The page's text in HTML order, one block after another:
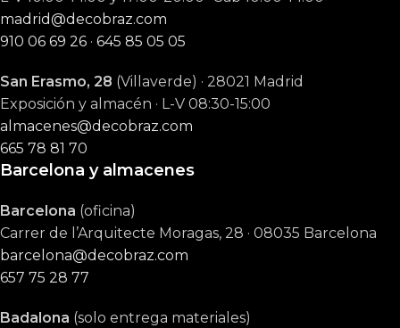
madrid@decobraz.com
910 06 69 26 · 645 85 05 05
San Erasmo, 28 (Villaverde) · 28021 Madrid
Exposición y almacén · L-V 08:30-15:00
almacenes@decobraz.com
665 78 81 70
Barcelona y almacenes
Barcelona (oficina)
Carrer de l’Arquitecte Moragas, 28 · 08035 Barcelona
barcelona@decobraz.com
657 75 28 77
Badalona (solo entrega materiales)